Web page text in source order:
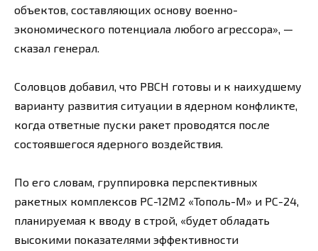
объектов, составляющих основу военно-
экономического потенциала любого агрессора», —
сказал генерал.
Соловцов добавил, что РВСН готовы и к наихудшему
варианту развития ситуации в ядерном конфликте,
когда ответные пуски ракет проводятся после
состоявшегося ядерного воздействия.
По его словам, группировка перспективных
ракетных комплексов РС-12М2 «Тополь-М» и РС-24,
планируемая к вводу в строй, «будет обладать
высокими показателями эффективности